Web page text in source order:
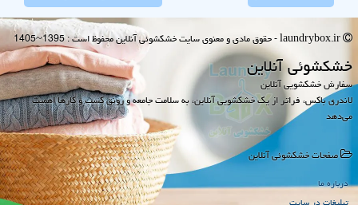
خشكشوئی آنلاین
سفارش خشکشویی آنلاین
لاندری باکس، فراتر از یک خشکشویی آنلاین، به سلامت جامعه و رونق کسب و کارها اهمیت
می‌دهد
صفحات خشكشوئی آنلاین
درباره ما